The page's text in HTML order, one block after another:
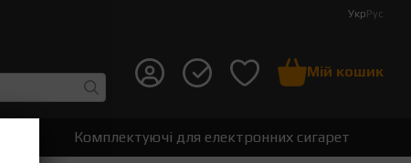
УкрРус
Мій кошик
Комплектуючі для електронних сигарет